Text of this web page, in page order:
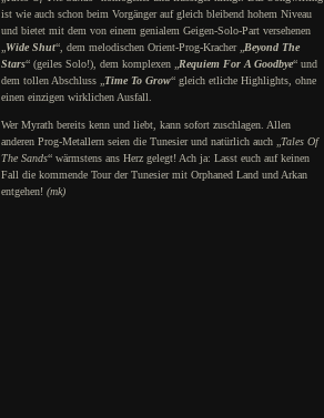
ist wie auch schon beim Vorgänger auf gleich bleibend hohem Niveau
und bietet mit dem von einem genialem Geigen-Solo-Part versehenen
Wide Shut“, dem melodischen Orient-Prog-Kracher „ Beyond The
Stars“ (geiles Solo!), dem komplexen „ Requiem For A Goodbye“ und
dem tollen Abschluss „ Time To Grow“ gleich etliche Highlights, ohne
einen einzigen wirklichen Ausfall.
Wer Myrath bereits kenn und liebt, kann sofort zuschlagen. Allen
anderen Prog-Metallern seien die Tunesier und natürlich auch „ Tales Of
The Sands“ wärmstens ans Herz gelegt! Ach ja: Lasst euch auf keinen
Fall die kommende Tour der Tunesier mit Orphaned Land und Arkan
entgehen! (mk)